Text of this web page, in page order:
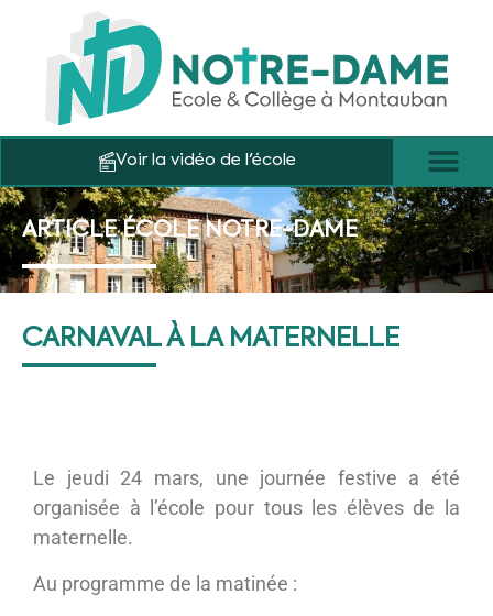
Voir la vidéo de l'école
ARTICLE ÉCOLE NOTRE-DAME
CARNAVAL À LA MATERNELLE
Le jeudi 24 mars, une journée festive a été
organisée à l’école pour tous les élèves de la
maternelle.
Au programme de la matinée :